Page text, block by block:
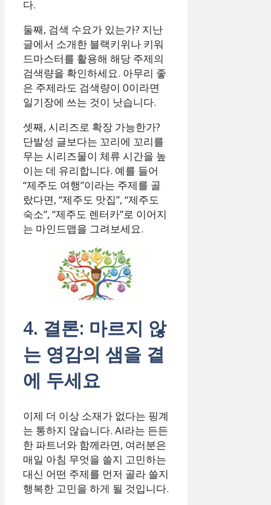
다.
둘째, 검색 수요가 있는가? 지난
글에서 소개한 블랙키위나 키워
드마스터를 활용해 해당 주제의
검색량을 확인하세요. 아무리 좋
은 주제라도 검색량이 0이라면
일기장에 쓰는 것이 낫습니다.
셋째, 시리즈로 확장 가능한가?
단발성 글보다는 꼬리에 꼬리를
무는 시리즈물이 체류 시간을 높
이는 데 유리합니다. 예를 들어
“제주도 여행”이라는 주제를 골
랐다면, “제주도 맛집”, “제주도
숙소”, “제주도 렌터카”로 이어지
는 마인드맵을 그려보세요.
4. 결론: 마르지 않
는 영감의 샘을 곁
에 두세요
이제 더 이상 소재가 없다는 핑계
는 통하지 않습니다. AI라는 든든
한 파트너와 함께라면, 여러분은
매일 아침 무엇을 쓸지 고민하는
대신 어떤 주제를 먼저 골라 쓸지
행복한 고민을 하게 될 것입니다.